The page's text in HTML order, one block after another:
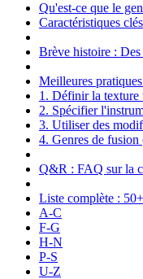
Qu'est-ce que le
Caractéristiques
Brève histoire :
Meilleures
1. Définir la texture
2. Spécifier
3. Utiliser des
4. Genres de
Q&R : FAQ sur la
Liste complète :
A-C
F-G
H-N
P-S
U-Z